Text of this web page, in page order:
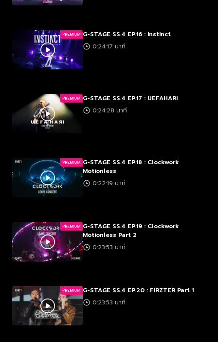
PREMIUM G-STAGE SS.4 EP.16 : Instinct
0:24:17 นาที
PREMIUM G-STAGE SS.4 EP.17 : UEFAHARI
0:24:28 นาที
PREMIUM G-STAGE SS.4 EP.18 : Clockwork
Motionless
0:22:19 นาที
PREMIUM G-STAGE SS.4 EP.19 : Clockwork
Motionless Part 2
0:23:53 นาที
PREMIUM G-STAGE SS.4 EP.20 : FIRZTER Part 1
0:23:53 นาที